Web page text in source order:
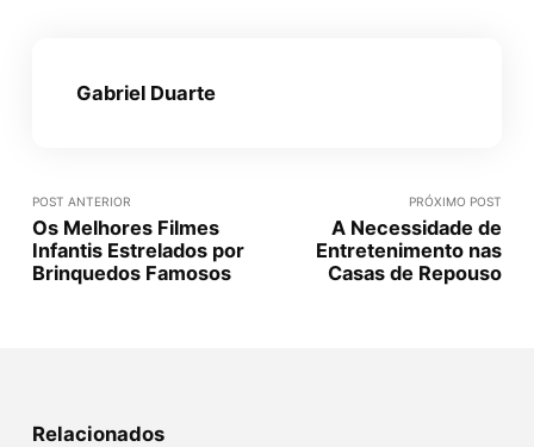
Gabriel Duarte
POST ANTERIOR
Os Melhores Filmes
Infantis Estrelados por
Brinquedos Famosos
PRÓXIMO POST
A Necessidade de
Entretenimento nas
Casas de Repouso
Relacionados